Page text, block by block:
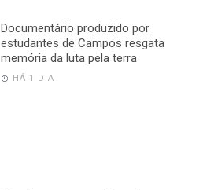
Documentário produzido por
estudantes de Campos resgata
memória da luta pela terra
HÁ 1 DIA